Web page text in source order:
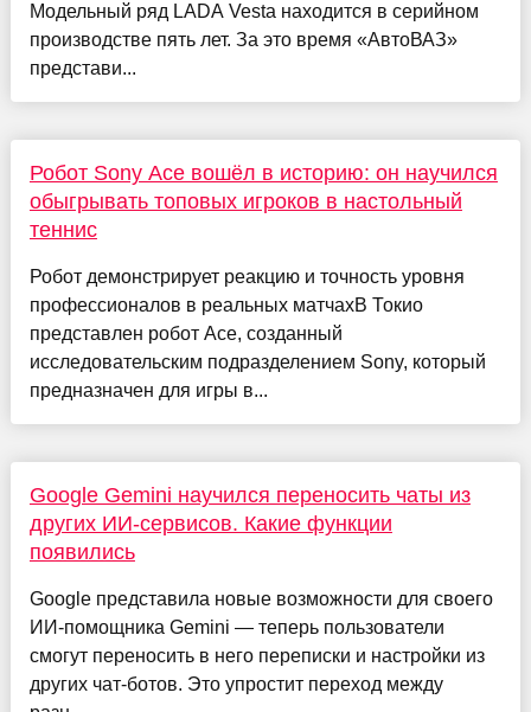
Модельный ряд LADA Vesta находится в серийном
производстве пять лет. За это время «АвтоВАЗ»
представи...
Робот Sony Ace вошёл в историю: он научился
обыгрывать топовых игроков в настольный
теннис
Робот демонстрирует реакцию и точность уровня
профессионалов в реальных матчахВ Токио
представлен робот Ace, созданный
исследовательским подразделением Sony, который
предназначен для игры в...
Google Gemini научился переносить чаты из
других ИИ-сервисов. Какие функции
появились
Google представила новые возможности для своего
ИИ-помощника Gemini — теперь пользователи
смогут переносить в него переписки и настройки из
других чат-ботов. Это упростит переход между